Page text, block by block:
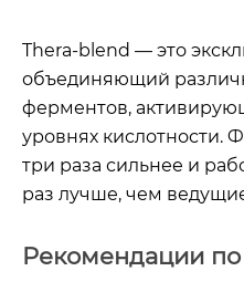
Thera-blend — это
объединяющий
ферментов,
уровнях кислотности.
три раза сильнее и
раз лучше, чем
Рекомендации